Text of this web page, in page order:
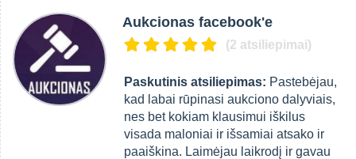
Aukcionas facebook'e
(2 atsiliepimai)
Paskutinis atsiliepimas: Pastebėjau,
kad labai rūpinasi aukciono dalyviais,
nes bet kokiam klausimui iškilus
visada maloniai ir išsamiai atsako ir
paaiškina. Laimėjau laikrodį ir gavau